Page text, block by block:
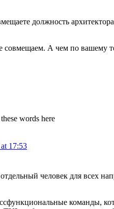
должность
совмещаем. А чем по вашему
words here
17:53
отдельный человек для всех
команды,